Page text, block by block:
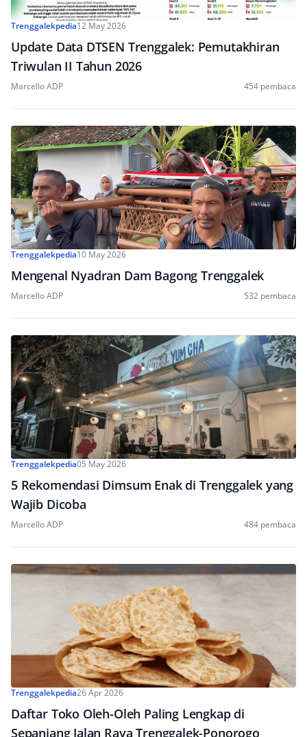
Trenggalekpedia12 May 2026
Update Data DTSEN Trenggalek: Pemutakhiran
Triwulan II Tahun 2026
Marcello ADP 454 pembaca
Trenggalekpedia10 May 2026
Mengenal Nyadran Dam Bagong Trenggalek
Marcello ADP 532 pembaca
Trenggalekpedia05 May 2026
5 Rekomendasi Dimsum Enak di Trenggalek yang
Wajib Dicoba
Marcello ADP 484 pembaca
Trenggalekpedia26 Apr 2026
Daftar Toko Oleh-Oleh Paling Lengkap di
Sepanjang Jalan Raya Trenggalek-Ponorogo